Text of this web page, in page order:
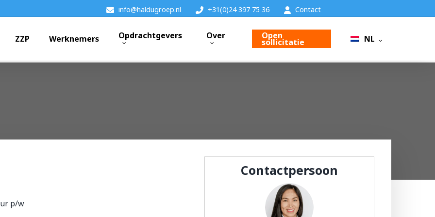
info@haldugroep.nl +31(0)24 397 75 36 Contact
ZZP Werknemers Opdrachtgevers Over Open
sollicitatie NL
p/w
Contactpersoon